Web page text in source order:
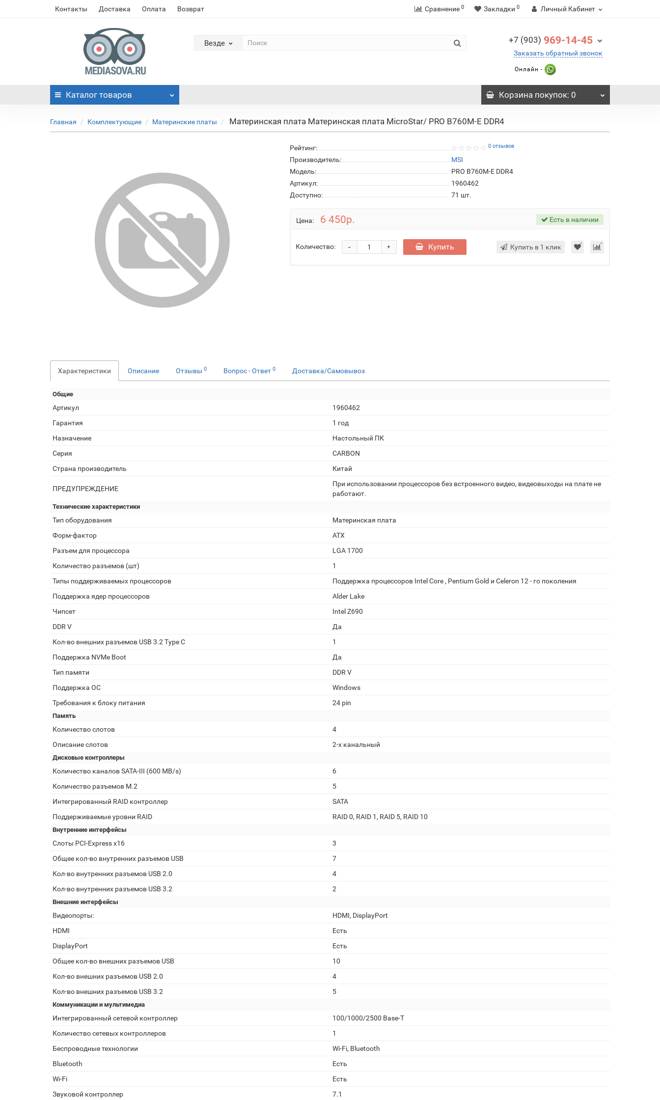
Контакты Доставка Оплата Возврат Сравнение 0 Закладки 0 Личный Кабинет
Везде +7 (903) 969-14-45
Заказать обратный звонок
Онлайн -
Каталог товаров Корзинапокупок: 0
Главная Комплектующие Материнские платы Материнская плата Материнская плата MicroStar/ PRO B760M-E DDR4
Рейтинг: 0 отзывов
Производитель:
MSI
Модель:
PRO B760M-E DDR4
Артикул:
1960462
Доступно:
71 шт.
Цена: 6 450р. Есть в наличии
Количество: +
- Купить Купить в 1 клик
Характеристики Описание Отзывы 0 Вопрос - Ответ 0 Доставка/Самовывоз
Общие
Артикул
1960462
Гарантия
1 год
Назначение
Настольный ПК
Серия
CARBON
Страна производитель
Китай
ПРЕДУПРЕЖДЕНИЕ
При использовании процессоров без встроенного видео, видеовыходы на плате не
работают.
Технические характеристики
Тип оборудования
Материнская плата
Форм-фактор
ATX
Разъем для процессора
LGA 1700
Количество разъемов (шт)
1
Типы поддерживаемых процессоров
Поддержка процессоров Intel Core , Pentium Gold и Celeron 12 - го поколения
Поддержка ядер процессоров
Alder Lake
Чипсет
Intel Z690
DDR V
Да
Кол-во внешних разъемов USB 3.2 Type C
1
Поддержка NVMe Boot
Да
Тип памяти
DDR V
Поддержка ОС
Windows
Требования к блоку питания
24 pin
Память
Количество слотов
4
Описание слотов
2-х канальный
Дисковые контроллеры
Количество каналов SATA-III (600 MB/s)
6
Количество разъемов M.2
5
Интегрированный RAID контроллер
SATA
Поддерживаемые уровни RAID
RAID 0, RAID 1, RAID 5, RAID 10
Внутренние интерфейсы
Слоты PCI-Express x16
3
Общее кол-во внутренних разъемов USB
7
Кол-во внутренних разъемов USB 2.0
4
Кол-во внутренних разъемов USB 3.2
2
Внешние интерфейсы
Видеопорты:
HDMI, DisplayPort
HDMI
Есть
DisplayPort
Есть
Общее кол-во внешних разъемов USB
10
Кол-во внешних разъемов USB 2.0
4
Кол-во внешних разъемов USB 3.2
5
Коммуникации и мультимедиа
Интегрированный сетевой контроллер
100/1000/2500 Base-T
Количество сетевых контроллеров
1
Беспроводные технологии
Wi-Fi, Bluetooth
Bluetooth
Есть
Wi-Fi
Есть
Звуковой контроллер
7.1